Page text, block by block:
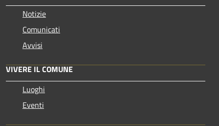
Notizie
Comunicati
Avvisi
VIVERE IL COMUNE
Luoghi
Eventi